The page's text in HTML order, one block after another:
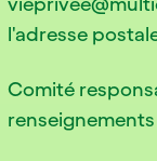
l'adresse
Comité